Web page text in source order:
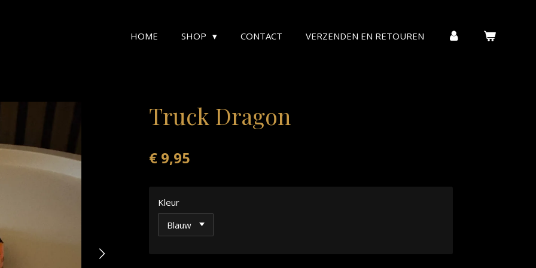
HOME SHOP CONTACT VERZENDEN EN RETOUREN
Truck Dragon
€ 9,95
Kleur